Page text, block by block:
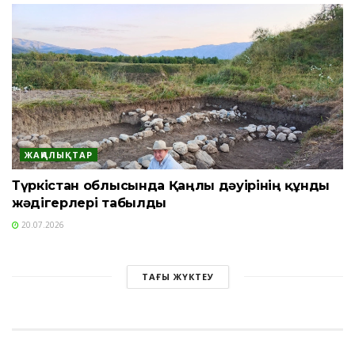
ЖАҢАЛЫҚТАР
Түркістан облысында Қаңлы дәуірінің құнды
жәдігерлері табылды
20.07.2026
ТАҒЫ ЖҮКТЕУ